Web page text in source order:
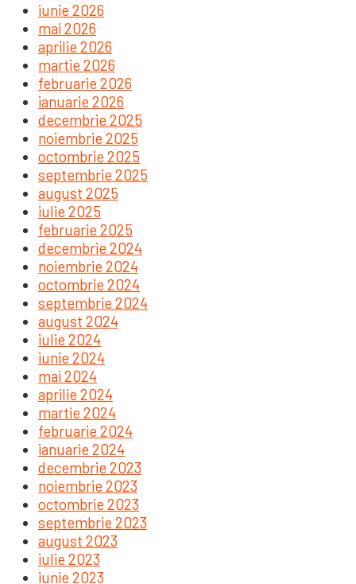
iunie 2026
mai 2026
aprilie 2026
martie 2026
februarie 2026
ianuarie 2026
decembrie 2025
noiembrie 2025
octombrie 2025
septembrie 2025
august 2025
iulie 2025
februarie 2025
decembrie 2024
noiembrie 2024
octombrie 2024
septembrie 2024
august 2024
iulie 2024
iunie 2024
mai 2024
aprilie 2024
martie 2024
februarie 2024
ianuarie 2024
decembrie 2023
noiembrie 2023
octombrie 2023
septembrie 2023
august 2023
iulie 2023
iunie 2023